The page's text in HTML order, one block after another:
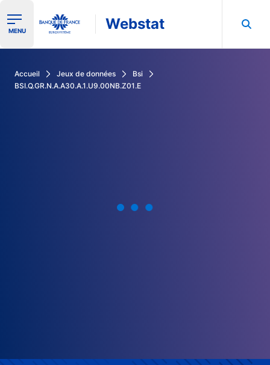
Ouvrir le menu de navigation
MENU Webstat
Accueil Jeux de données
Bsi
BSI.Q.GR.N.A.A30.A.1.U9.00NB.Z01.E